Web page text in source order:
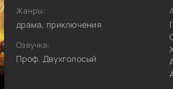
Жанры:
драма, приключения
Озвучка:
Проф. Двухголосый